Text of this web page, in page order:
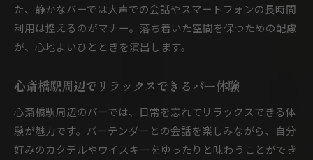
た、静かなバーでは大声での会話やスマートフォンの長時間
利用は控えるのがマナー。落ち着いた空間を保つための配慮
が、心地よいひとときを演出します。
心斎橋駅周辺でリラックスできるバー体験
心斎橋駅周辺のバーでは、日常を忘れてリラックスできる体
験が魅力です。バーテンダーとの会話を楽しみながら、自分
好みのカクテルやウイスキーをゆったりと味わうことができ